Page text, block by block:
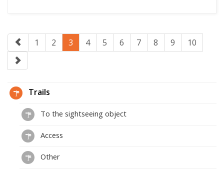
1 2 3 4 5 6 7 8 9 10
Trails
To the sightseeing object
Access
Other